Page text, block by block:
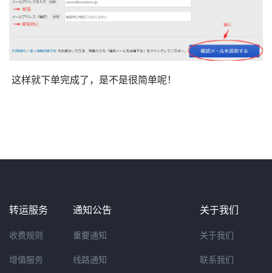
这样就下单完成了，是不是很简单呢！
转运服务
收费规则
增值服务
通知公告
重要通知
线路通知
关于我们
关于我们
联系我们